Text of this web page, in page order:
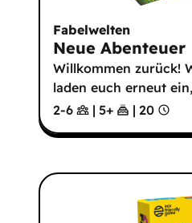
Fabelwelten
Neue Abenteuer
Willkommen zurück!
laden euch erneut
2-6
| 5+ | 20